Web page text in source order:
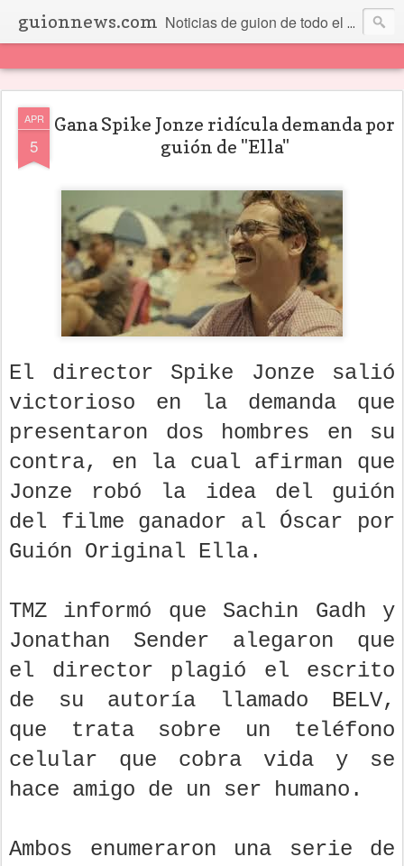
guionnews.com Noticias de guion de todo el mundo... Y más.
APR
5
Gana Spike Jonze ridícula demanda por
guión de "Ella"
El director Spike Jonze salió
victorioso en la demanda que
presentaron dos hombres en su
contra, en la cual afirman que
Jonze robó la idea del guión
del filme ganador al Óscar por
Guión Original Ella.
TMZ informó que Sachin Gadh y
Jonathan Sender alegaron que
el director plagió el escrito
de su autoría llamado BELV,
que trata sobre un teléfono
celular que cobra vida y se
hace amigo de un ser humano.
Ambos enumeraron una serie de